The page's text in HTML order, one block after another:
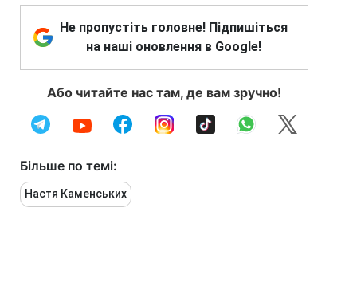
Не пропустіть головне! Підпишіться
на наші оновлення в Google!
Або читайте нас там, де вам зручно!
Більше по темі:
Настя Каменських